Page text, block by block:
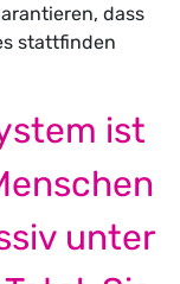
dass
stattfinden
ist
unter